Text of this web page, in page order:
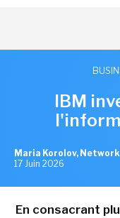
IBM
Maria Korolov,
17 Juin 2026
En consacrant